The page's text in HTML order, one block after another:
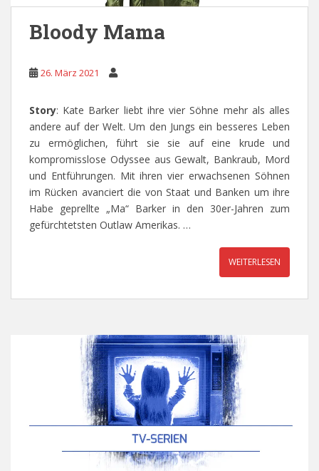
Bloody Mama
26. März 2021
Story: Kate Barker liebt ihre vier Söhne mehr als alles
andere auf der Welt. Um den Jungs ein besseres Leben
zu ermöglichen, führt sie sie auf eine krude und
kompromisslose Odyssee aus Gewalt, Bankraub, Mord
und Entführungen. Mit ihren vier erwachsenen Söhnen
im Rücken avanciert die von Staat und Banken um ihre
Habe geprellte „Ma“ Barker in den 30er-Jahren zum
gefürchtetsten Outlaw Amerikas. …
WEITERLESEN